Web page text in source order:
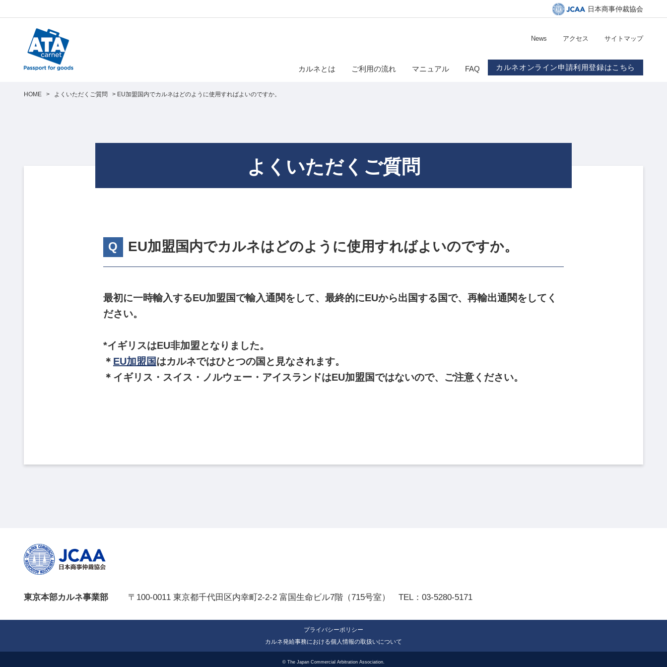
日本商事仲裁協会
News アクセス サイトマップ
カルネとは ご利用の流れ マニュアル FAQ カルネオンライン申請利用登録はこちら
HOME > よくいただくご質問 > EU加盟国内でカルネはどのように使用すればよいのですか。
よくいただくご質問
EU加盟国内でカルネはどのように使用すればよいのですか。
最初に一時輸入するEU加盟国で輸入通関をして、最終的にEUから出国する国で、再輸出通関をしてく
ださい。
*イギリスはEU非加盟となりました。
＊ EU加盟国はカルネではひとつの国と見なされます。
＊イギリス・スイス・ノルウェー・アイスランドはEU加盟国ではないので、ご注意ください。
東京本部カルネ事業部 〒100-0011 東京都千代田区内幸町2-2-2 富国生命ビル7階（715号室） TEL： 03-5280-5171
プライバシーポリシー
カルネ発給事務における個人情報の取扱いについて
© The Japan Commercial Arbitration Association.